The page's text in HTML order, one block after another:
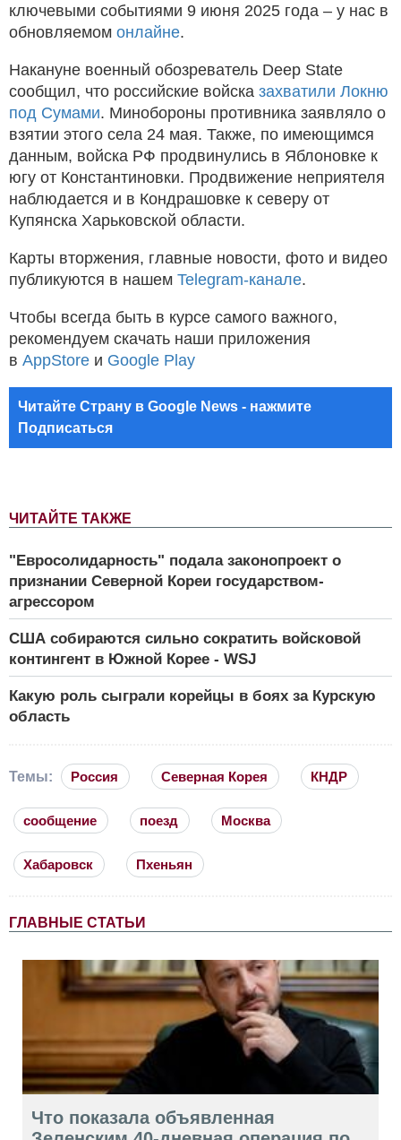
ЧИТАЙТЕ ТАКЖЕ
"Евросолидарность" подала законопроект о
признании Северной Кореи государством-
агрессором
США собираются сильно сократить войсковой
контингент в Южной Корее - WSJ
Какую роль сыграли корейцы в боях за Курскую
область
ключевыми событиями 9 июня 2025 года – у нас в
обновляемом онлайне.
Накануне военный обозреватель Deep State
сообщил, что российские войска захватили Локню
под Сумами. Минобороны противника заявляло о
взятии этого села 24 мая. Также, по имеющимся
данным, войска РФ продвинулись в Яблоновке к
югу от Константиновки. Продвижение неприятеля
наблюдается и в Кондрашовке к северу от
Купянска Харьковской области.
Карты вторжения, главные новости, фото и видео
публикуются в нашем Telegram-канале.
Чтобы всегда быть в курсе самого важного,
рекомендуем скачать наши приложения
в AppStore и Google Play
Читайте Страну в Google News - нажмите
Подписаться
Темы: Россия Северная Корея КНДР
сообщение поезд Москва
Хабаровск Пхеньян
ГЛАВНЫЕ СТАТЬИ
Что показала объявленная